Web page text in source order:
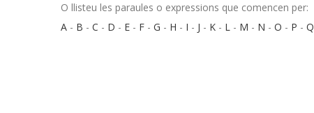
O llisteu les paraules o expressions que comencen per:
A - B - C - D - E - F - G - H - I - J - K - L - M - N - O - P - Q